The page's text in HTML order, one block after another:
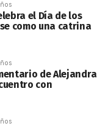
el Día de los
como una catrina
de Alejandra
con